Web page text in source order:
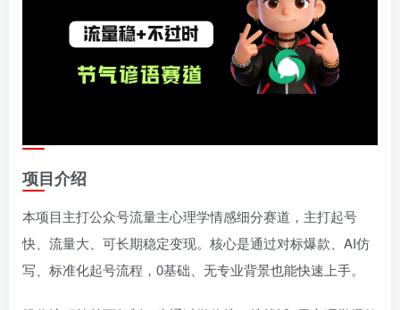
项目介绍
本项目主打公众号流量主心理学情感细分赛道，主打起号
快、流量大、可长期稳定变现。核心是通过对标爆款、AI仿
写、标准化起号流程，0基础、无专业背景也能快速上手。